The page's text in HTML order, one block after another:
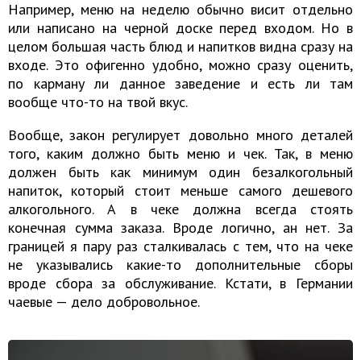
Например, меню на неделю обычно висит отдельно
или написано на черной доске перед входом. Но в
целом большая часть блюд и напитков видна сразу на
входе. Это офигенно удобно, можно сразу оценить,
по карману ли данное заведение и есть ли там
вообще что-то на твой вкус.
Вообще, закон регулирует довольно много деталей
того, каким должно быть меню и чек. Так, в меню
должен быть как минимум один безалкогольный
напиток, который стоит меньше самого дешевого
алкогольного. А в чеке должна всегда стоять
конечная сумма заказа. Вроде логично, ан нет. За
границей я пару раз сталкивалась с тем, что на чеке
не указывались какие-то дополнительные сборы
вроде сбора за обслуживание. Кстати, в Германии
чаевые — дело добровольное.